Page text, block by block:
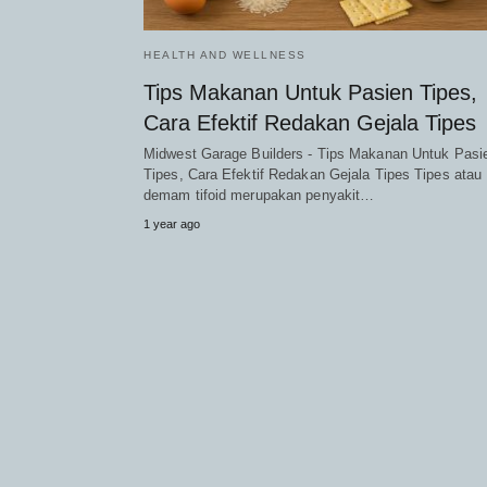
HEALTH AND WELLNESS
Tips Makanan Untuk Pasien Tipes,
Cara Efektif Redakan Gejala Tipes
Midwest Garage Builders - Tips Makanan Untuk
Tipes, Cara Efektif Redakan Gejala Tipes Tipes atau
demam tifoid merupakan penyakit…
1 year ago